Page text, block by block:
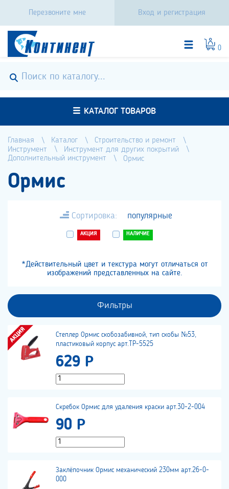
Перезвоните мне Вход и регистрация
0
КАТАЛОГ ТОВАРОВ
Главная Каталог
Строительство и ремонт
Инструмент
Инструмент для других покрытий
Дополнительный инструмент
Ормис
Ормис
Сортировка: популярные
АКЦИЯ НАЛИЧИЕ
*Действительный цвет и текстура могут отличаться от
изображений представленных на сайте.
Фильтры
Степлер Ормис скобозабивной, тип скобы №53,
пластиковый корпус арт.TP-5525
629 Р
Скребок Ормис для удаления краски арт.30-2-004
90 Р
Заклёпочник Ормис механический 230мм арт.26-0-
000